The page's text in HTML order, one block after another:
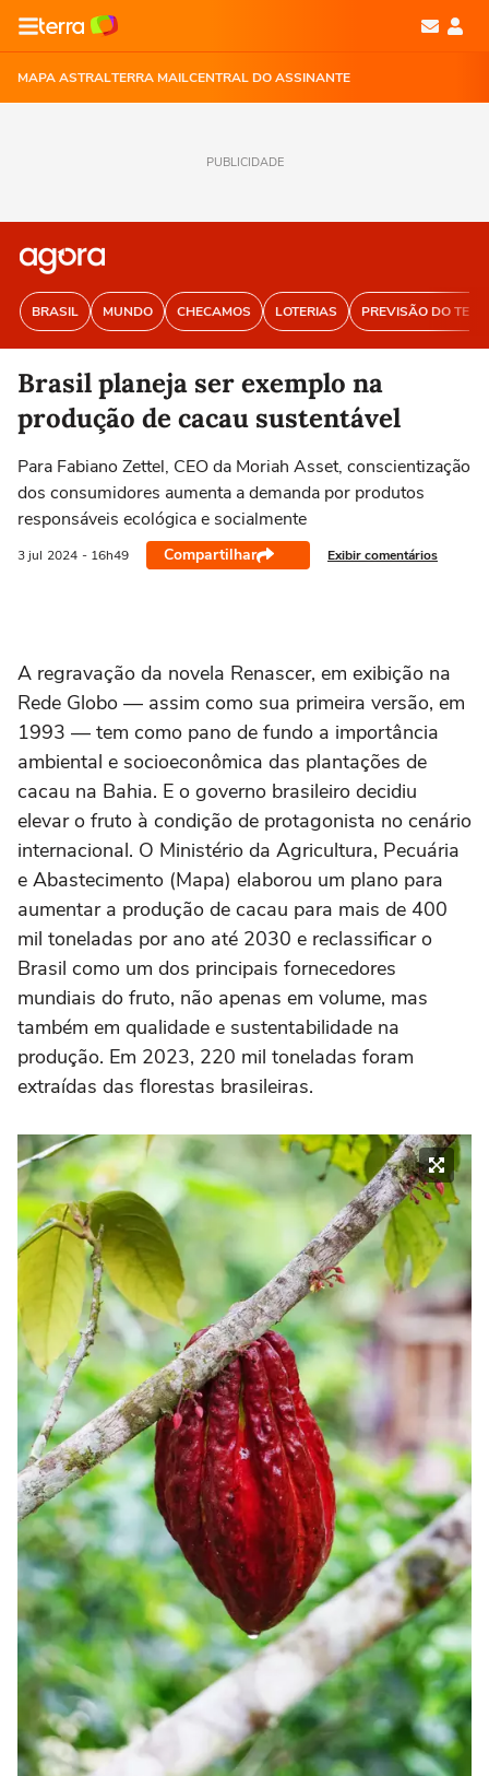
MAPA ASTRALTERRA MAILCENTRAL DO ASSINANTE
PUBLICIDADE
BRASIL MUNDO CHECAMOS LOTERIAS PREVISÃO DO
Brasil planeja ser exemplo na
produção de cacau sustentável
Para Fabiano Zettel, CEO da Moriah Asset, conscientização
dos consumidores aumenta a demanda por produtos
responsáveis ecológica e socialmente
3 jul 2024 - 16h49 Compartilhar Exibir comentários
A regravação da novela Renascer, em exibição na
Rede Globo — assim como sua primeira versão, em
1993 — tem como pano de fundo a importância
ambiental e socioeconômica das plantações de
cacau na Bahia. E o governo brasileiro decidiu
elevar o fruto à condição de protagonista no cenário
internacional. O Ministério da Agricultura, Pecuária
e Abastecimento (Mapa) elaborou um plano para
aumentar a produção de cacau para mais de 400
mil toneladas por ano até 2030 e reclassificar o
Brasil como um dos principais fornecedores
mundiais do fruto, não apenas em volume, mas
também em qualidade e sustentabilidade na
produção. Em 2023, 220 mil toneladas foram
extraídas das florestas brasileiras.